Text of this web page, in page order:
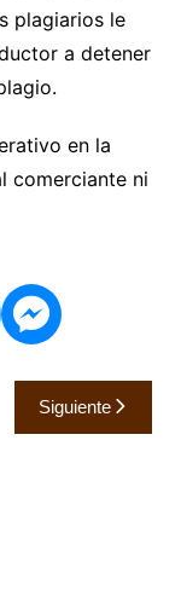
plagiarios le
a detener
en la
comerciante ni
Siguiente